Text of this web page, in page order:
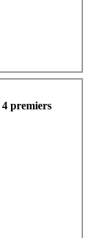
4 premiers